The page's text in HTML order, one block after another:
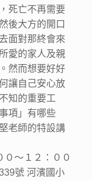
死亡不再需要
後大方的開口
面對那終會來
愛的家人及親
然而想要好好
讓自己安心放
知的重要工
項」有哪些
老師的特設講
～１２：００
號 河濱國小